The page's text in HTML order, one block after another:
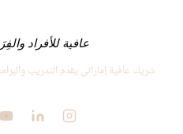
عافية للأفراد
شريك عافية إماراتي يقدّم التدريب